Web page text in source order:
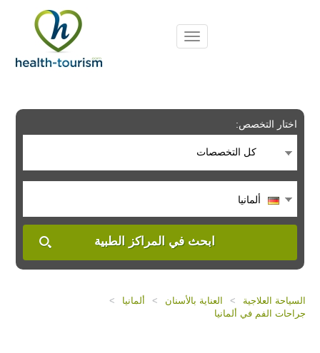
includes
system.
اختار التخصص:
كل التخصصات
ألمانيا
ابحث في المراكز الطبية
السياحة العلاجية > العناية بالأسنان > ألمانيا
>
جراحات الفم في ألمانيا